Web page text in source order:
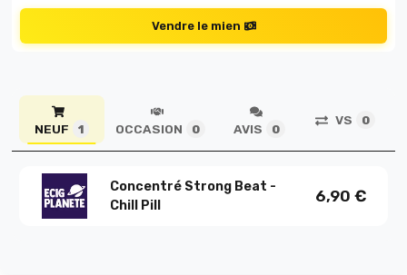
Vendre le mien
NEUF 1 OCCASION 0 AVIS 0
VS 0
Concentré Strong Beat -
Chill Pill
6,90 €